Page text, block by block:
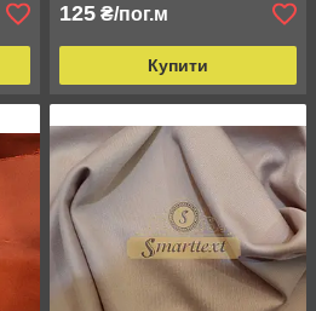
125 ₴/пог.м
Купити